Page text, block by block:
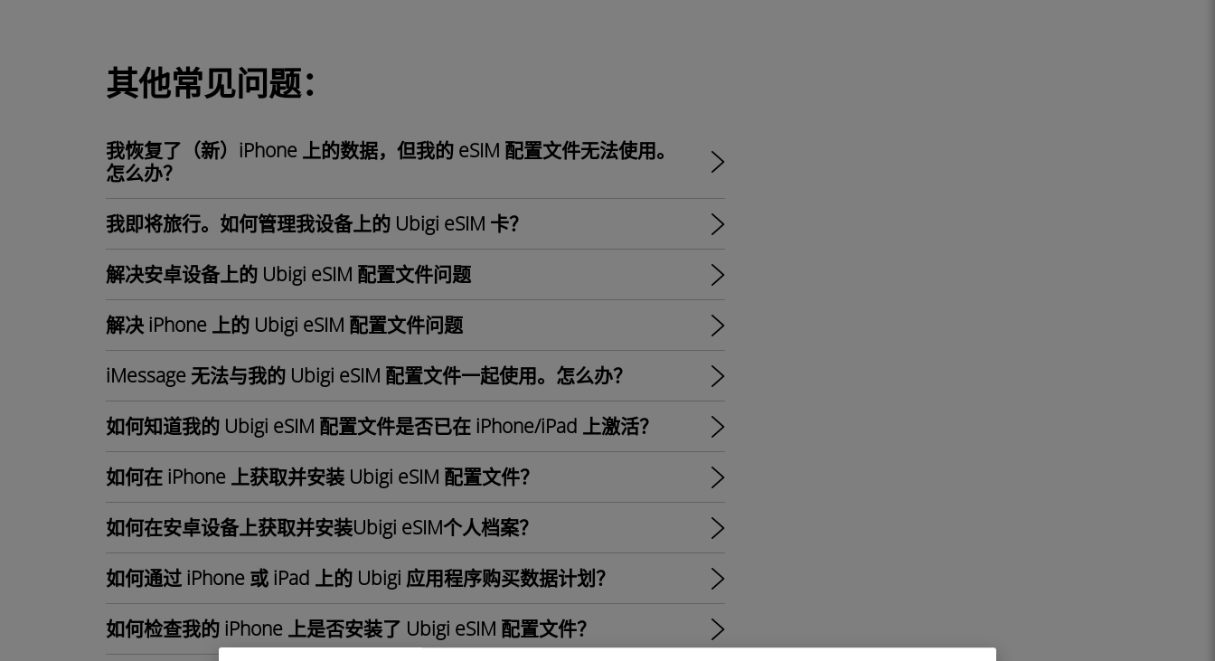
其他常见问题：
我恢复了（新）iPhone 上的数据，但我的 eSIM 配置文件无法使用。
怎么办？
我即将旅行。如何管理我设备上的 Ubigi eSIM 卡？
解决安卓设备上的 Ubigi eSIM 配置文件问题
解决 iPhone 上的 Ubigi eSIM 配置文件问题
iMessage 无法与我的 Ubigi eSIM 配置文件一起使用。怎么办？
如何知道我的 Ubigi eSIM 配置文件是否已在 iPhone/iPad 上激活？
如何在 iPhone 上获取并安装 Ubigi eSIM 配置文件？
如何在安卓设备上获取并安装Ubigi eSIM个人档案？
如何通过 iPhone 或 iPad 上的 Ubigi 应用程序购买数据计划？
如何检查我的 iPhone 上是否安装了 Ubigi eSIM 配置文件？